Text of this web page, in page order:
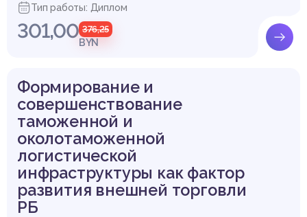
Тип работы: Диплом
301,00 376,25
BYN
Формирование и
совершенствование
таможенной и
околотаможенной
логистической
инфраструктуры как фактор
развития внешней торговли
РБ